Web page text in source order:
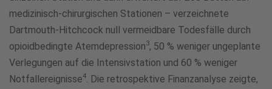
medizinisch-chirurgischen Stationen – verzeichnete
Dartmouth-Hitchcock null vermeidbare Todesfälle durch
opioidbedingte Atemdepression3, 50 % weniger ungeplante
Verlegungen auf die Intensivstation und 60 % weniger
Notfallereignisse4. Die retrospektive Finanzanalyse zeigte,